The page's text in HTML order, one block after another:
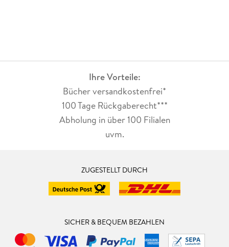
Ihre Vorteile:
Bücher versandkostenfrei*
100 Tage Rückgaberecht***
Abholung in über 100 Filialen
uvm.
ZUGESTELLT DURCH
SICHER & BEQUEM BEZAHLEN